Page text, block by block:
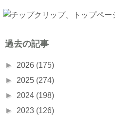
過去の記事
► 2026 (175)
► 2025 (274)
► 2024 (198)
► 2023 (126)